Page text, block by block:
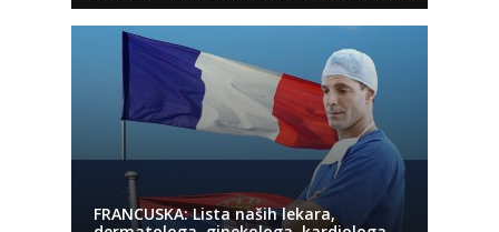
FRANCUSKA: Lista naših lekara,